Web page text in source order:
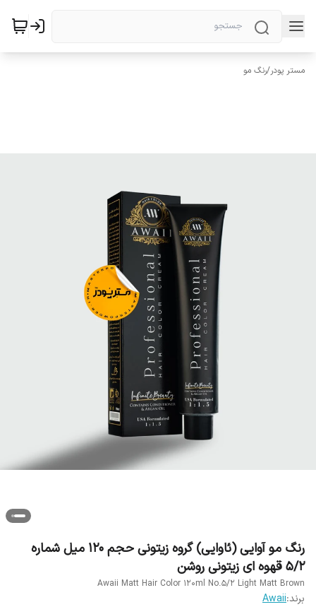
مستر پودر/رنگ مو
رنگ مو آوایی (ئاوایی) گروه زیتونی حجم 120 میل شماره
5/2 قهوه ای زیتونی روشن
Awaii Matt Hair Color 120ml No.5/2 Light Matt Brown
برند:Awaii